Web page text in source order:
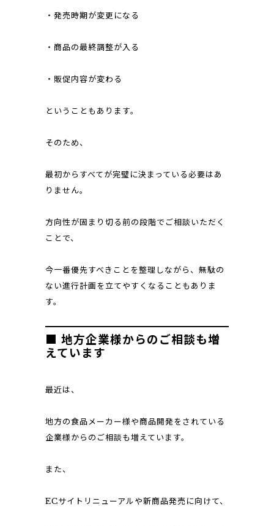
・発売時期が変更になる
・商品の最終調整が入る
・販促内容が変わる
ということもあります。
そのため、
最初からすべてが完璧に決まっている必要はあ
りません。
方向性が固まり切る前の段階でご相談いただく
ことで、
今一番優先すべきことを整理しながら、無駄の
ない進行計画を立てやすくなることもありま
す。
■ 地方企業様からのご相談も増
えています
最近は、
地方の食品メーカー様や商品開発をされている
企業様からのご相談も増えています。
また、
ECサイトリニューアルや新商品発売に向けて、